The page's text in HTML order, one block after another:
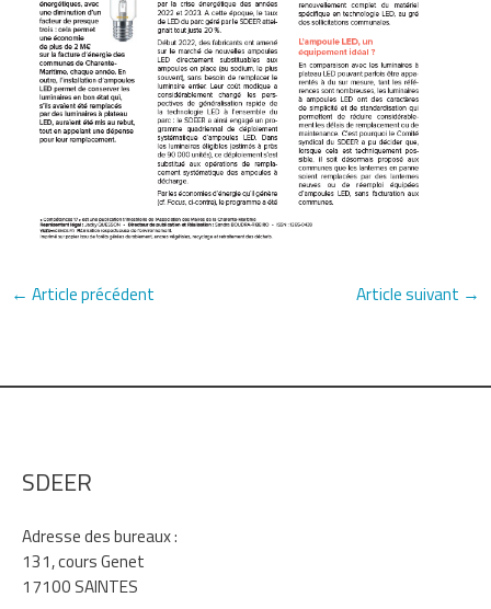
← Article précédent Article suivant →
SDEER
Adresse des bureaux :
131, cours Genet
17100 SAINTES